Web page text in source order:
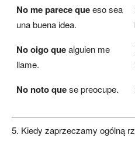
No me parece queeso sea
una buena idea.
No oigo quealguien me
llame.
No noto quese preocupe.
5. Kiedy zaprzeczamy ogólną